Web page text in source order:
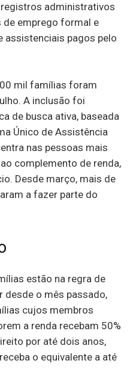
administrativos
de emprego formal e
assistenciais pagos pelo
mil famílias foram
A inclusão foi
de busca ativa, baseada
Único de Assistência
nas pessoas mais
complemento de renda,
Desde março, mais de
a fazer parte do
estão na regra de
desde o mês passado,
cujos membros
a renda recebam 50%
por até dois anos,
o equivalente a até